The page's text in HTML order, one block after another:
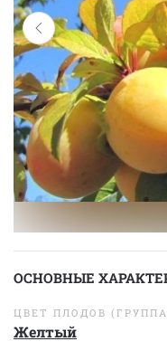
ОСНОВНЫЕ
ЦВЕТ ПЛОДОВ
Желтый